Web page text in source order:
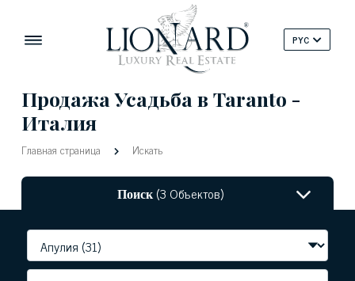
PYC
Продажа Усадьба в Taranto -
Италия
Главная страница Искать
Поиск(3 Объектов)